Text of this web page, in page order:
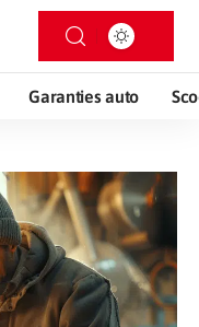
Garanties auto